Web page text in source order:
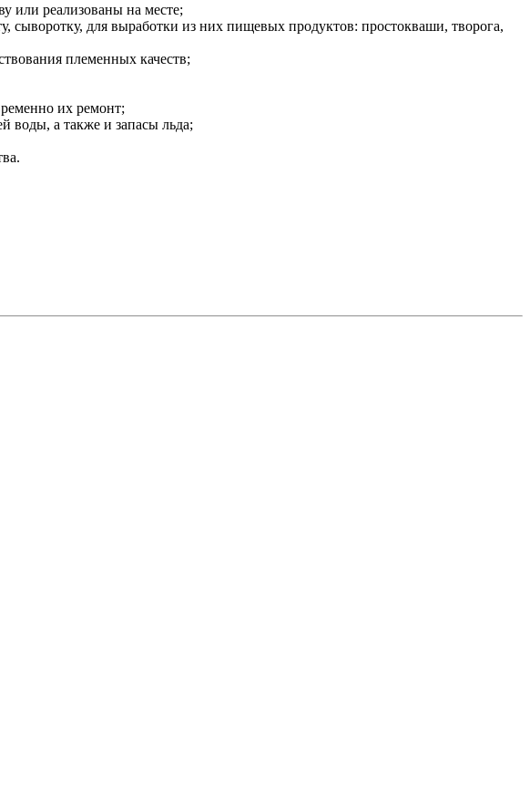
или реализованы на месте;
сыворотку, для выработки из них пищевых продуктов: простокваши, творога,
племенных качеств;
их ремонт;
воды, а также и запасы льда;